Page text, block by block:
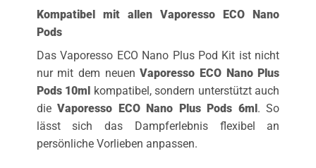
Kompatibel mit allen Vaporesso ECO Nano
Pods
Das Vaporesso ECO Nano Plus Pod Kit ist nicht
nur mit dem neuenVaporesso ECO Nano Plus
Pods 10ml kompatibel, sondern unterstützt auch
dieVaporesso ECO Nano Plus Pods 6ml. So
lässt sich das Dampferlebnis flexibel an
persönliche Vorlieben anpassen.